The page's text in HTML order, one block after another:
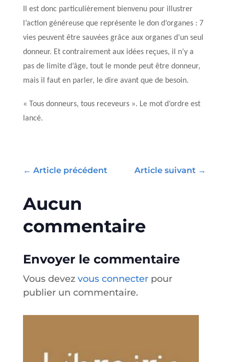
Il est donc particulièrement bienvenu pour illustrer
l’action généreuse que représente le don d’organes : 7
vies peuvent être sauvées grâce aux organes d’un seul
donneur. Et contrairement aux idées reçues, il n’y a
pas de limite d’âge, tout le monde peut être donneur,
mais il faut en parler, le dire avant que de besoin.
« Tous donneurs, tous receveurs ». Le mot d’ordre est
lancé.
← Article précédent Article suivant →
Aucun
commentaire
Envoyer le commentaire
Vous devez vous connecterpour
publier un commentaire.